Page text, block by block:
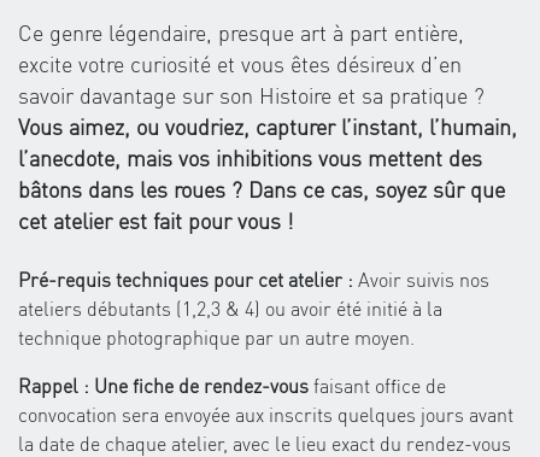
Ce genre légendaire, presque art à part entière,
excite votre curiosité et vous êtes désireux d’en
savoir davantage sur son Histoire et sa pratique ?
Vous aimez, ou voudriez, capturer l’instant, l’humain,
l’anecdote, mais vos inhibitions vous mettent des
bâtons dans les roues ? Dans ce cas, soyez sûr que
cet atelier est fait pour vous !
Pré-requis techniques pour cet atelier : Avoir suivis nos
ateliers débutants (1,2,3 & 4) ou avoir été initié à la
technique photographique par un autre moyen.
Rappel : Une fiche de rendez-vousfaisant office de
convocation sera envoyée aux inscrits quelques jours avant
la date de chaque atelier, avec le lieu exact du rendez-vous